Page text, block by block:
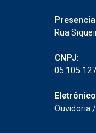
Rua
CNPJ:
Ouvidoria /